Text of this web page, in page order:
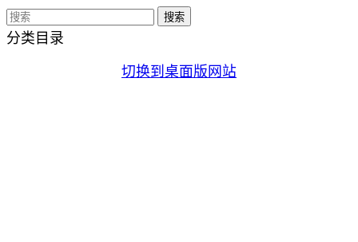
分类目录
切换到桌面版网站